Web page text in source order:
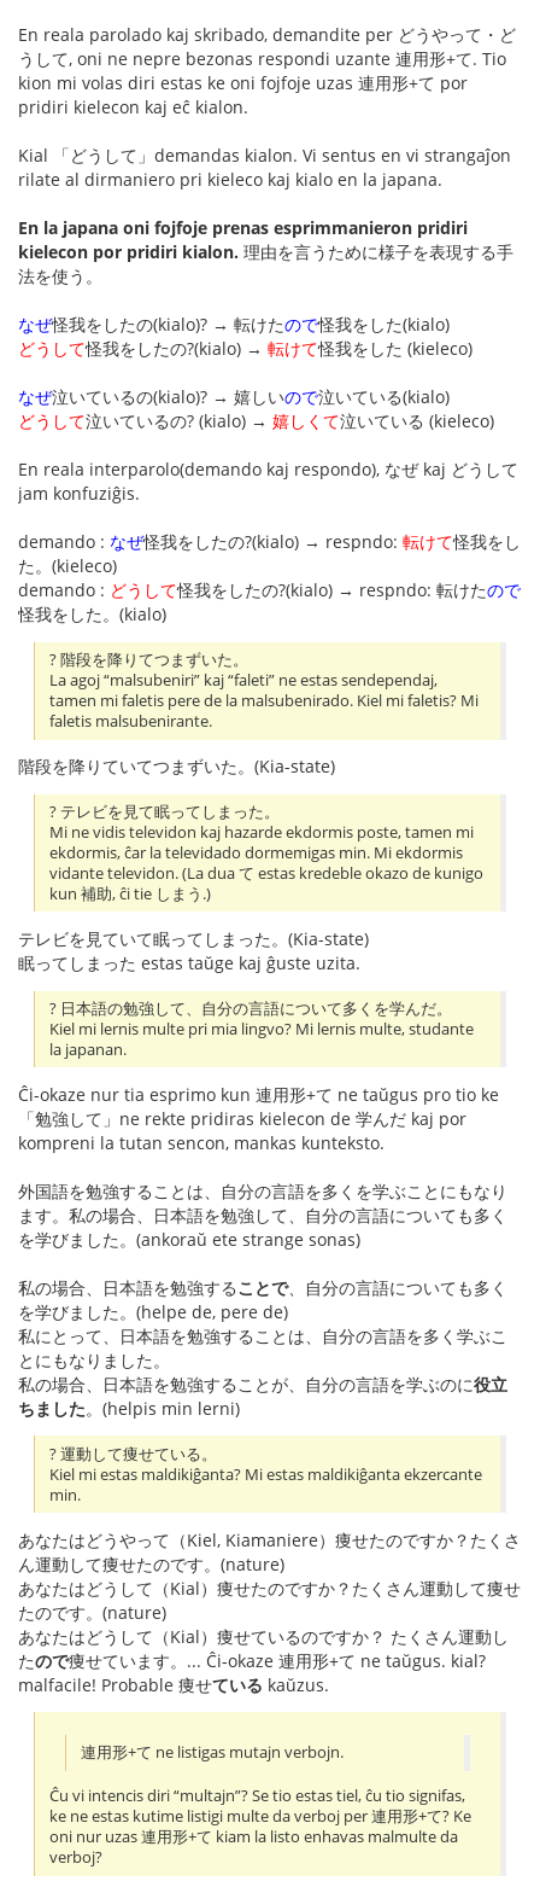
En reala parolado kaj skribado, demandite per どうやって・ど
うして, oni ne nepre bezonas respondi uzante 連用形+て. Tio
kion mi volas diri estas ke oni fojfoje uzas 連用形+て por
pridiri kielecon kaj eĉ kialon.
Kial 「どうして」demandas kialon. Vi sentus en vi strangaĵon
rilate al dirmaniero pri kieleco kaj kialo en la japana.
En la japana oni fojfoje prenas esprimmanieron pridiri
kielecon por pridiri kialon. 理由を言うために様子を表現する手
法を使う。
なぜ怪我をしたの(kialo)? → 転けたので怪我をした(kialo)
どうして怪我をしたの?(kialo) → 転けて怪我をした (kieleco)
なぜ泣いているの(kialo)? → 嬉しいので泣いている(kialo)
どうして泣いているの? (kialo) → 嬉しくて泣いている (kieleco)
En reala interparolo(demando kaj respondo), なぜ kaj どうして
jam konfuziĝis.
demando : なぜ怪我をしたの?(kialo) → respndo: 転けて怪我をし
た。(kieleco)
demando : どうして怪我をしたの?(kialo) → respndo: 転けたので
怪我をした。(kialo)
? 階段を降りてつまずいた。
La agoj “malsubeniri” kaj “faleti” ne estas sendependaj,
tamen mi faletis pere de la malsubenirado. Kiel mi faletis? Mi
faletis malsubenirante.
階段を降りていてつまずいた。(Kia-state)
? テレビを見て眠ってしまった。
Mi ne vidis televidon kaj hazarde ekdormis poste, tamen mi
ekdormis, ĉar la televidado dormemigas min. Mi ekdormis
vidante televidon. (La dua て estas kredeble okazo de kunigo
kun 補助, ĉi tie しまう.)
テレビを見ていて眠ってしまった。(Kia-state)
眠ってしまった estas taŭge kaj ĝuste uzita.
? 日本語の勉強して、自分の言語について多くを学んだ。
Kiel mi lernis multe pri mia lingvo? Mi lernis multe, studante
la japanan.
Ĉi-okaze nur tia esprimo kun 連用形+て ne taŭgus pro tio ke
「勉強して」ne rekte pridiras kielecon de 学んだ kaj por
kompreni la tutan sencon, mankas kunteksto.
外国語を勉強することは、自分の言語を多くを学ぶことにもなり
ます。私の場合、日本語を勉強して、自分の言語についても多く
を学びました。(ankoraŭ ete strange sonas)
私の場合、日本語を勉強することで、自分の言語についても多く
を学びました。(helpe de, pere de)
私にとって、日本語を勉強することは、自分の言語を多く学ぶこ
とにもなりました。
私の場合、日本語を勉強することが、自分の言語を学ぶのに役立
ちました。(helpis min lerni)
? 運動して痩せている。
Kiel mi estas maldikiĝanta? Mi estas maldikiĝanta ekzercante
min.
あなたはどうやって（Kiel, Kiamaniere）痩せたのですか？たくさ
ん運動して痩せたのです。(nature)
あなたはどうして（Kial）痩せたのですか？たくさん運動して痩せ
たのです。(nature)
あなたはどうして（Kial）痩せているのですか？ たくさん運動し
たので痩せています。... Ĉi-okaze 連用形+て ne taŭgus. kial?
malfacile! Probable 痩せている kaŭzus.
連用形+て ne listigas mutajn verbojn.
Ĉu vi intencis diri “multajn”? Se tio estas tiel, ĉu tio signifas,
ke ne estas kutime listigi multe da verboj per 連用形+て? Ke
oni nur uzas 連用形+て kiam la listo enhavas malmulte da
verboj?